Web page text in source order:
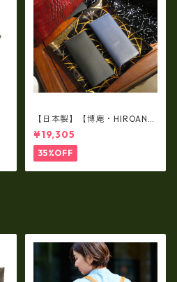
【日本製】【博庵・HIROAN】
最高級牛革（ボーテッド）札
入れ・長財布 ha-21535
¥19,305
35%OFF